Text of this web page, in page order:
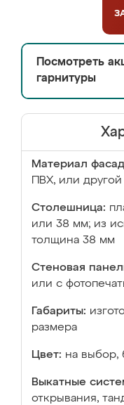
Посмотреть
гарнитуры
Материал
ПВХ, или
Столешница:
или 38 мм; из
толщина 38 мм
Стеновая
или с
Габариты:
размера
Цвет: на выбор,
Выкатные
открывания,